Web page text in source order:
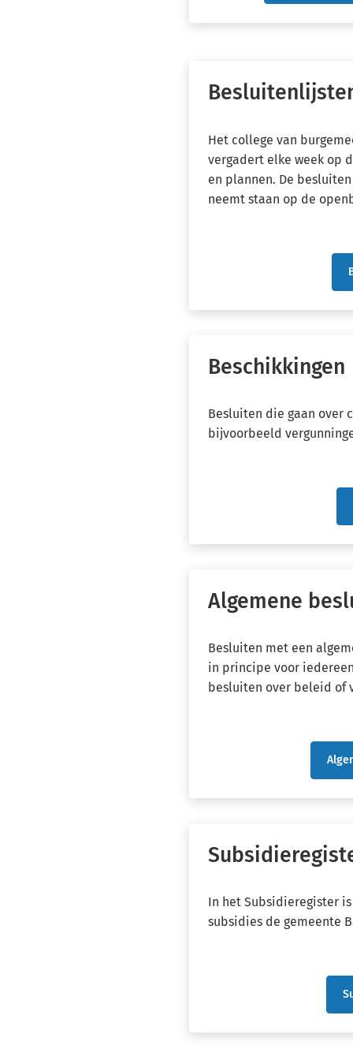
een
Het college van
vergadert elke week op
en plannen. De
neemt staan op de
Beschikkingen
Besluiten die gaan over
bijvoorbeeld
Algemene
Besluiten met een
in principe voor
besluiten over beleid of
een
In het Subsidieregister
subsidies de gemeente